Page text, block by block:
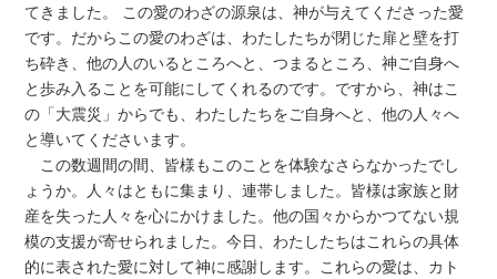
てきました。 この愛のわざの源泉は、神が与えてくださった愛
です。だからこの愛のわざは、わたしたちが閉じた扉と壁を打
ち砕き、他の人のいるところへと、つまるところ、神ご自身へ
と歩み入ることを可能にしてくれるのです。ですから、神はこ
の「大震災」からでも、わたしたちをご自身へと、他の人々へ
と導いてくださいます。
この数週間の間、皆様もこのことを体験なさらなかったでし
ょうか。人々はともに集まり、連帯しました。皆様は家族と財
産を失った人々を心にかけました。他の国々からかつてない規
模の支援が寄せられました。今日、わたしたちはこれらの具体
的に表された愛に対して神に感謝します。これらの愛は、カト